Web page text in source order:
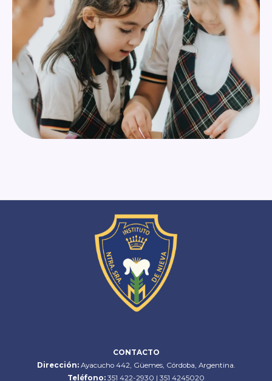
CONTACTO
Dirección:Ayacucho 442, Güemes, Córdoba, Argentina.
Teléfono: 351 422-2930 | 351 4245020